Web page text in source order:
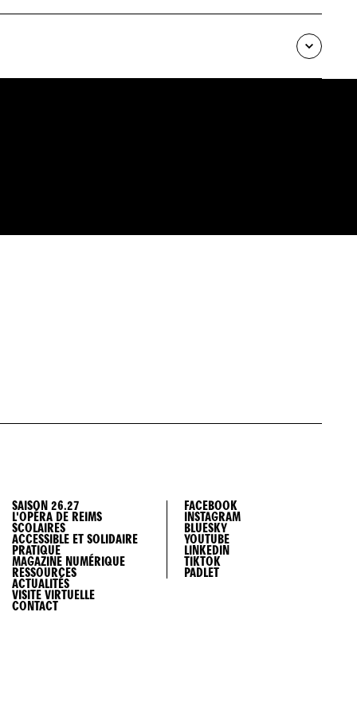
Prost
SAISON 26.27
L'OPÉRA DE REIMS
SCOLAIRES
ACCESSIBLE ET SOLIDAIRE
PRATIQUE
MAGAZINE NUMÉRIQUE
RESSOURCES
ACTUALITÉS
VISITE VIRTUELLE
CONTACT
FACEBOOK
INSTAGRAM
BLUESKY
YOUTUBE
LINKEDIN
TIKTOK
PADLET